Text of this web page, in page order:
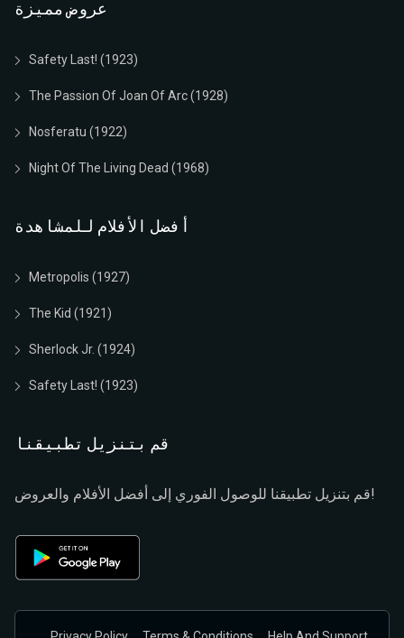
عروض مميزة
Safety Last! (1923)
The Passion Of Joan Of Arc (1928)
Nosferatu (1922)
Night Of The Living Dead (1968)
أفضل الأفلام للمشاهدة
Metropolis (1927)
The Kid (1921)
Sherlock Jr. (1924)
Safety Last! (1923)
قم بتنزيل تطبيقنا
قم بتنزيل تطبيقنا للوصول الفوري إلى أفضل الأفلام والعروض!